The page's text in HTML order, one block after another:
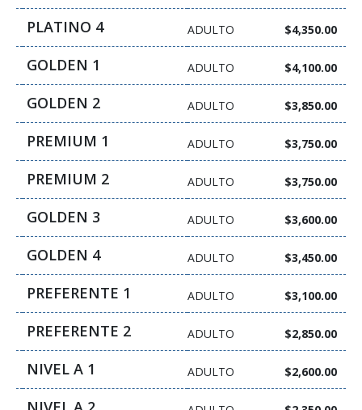
PLATINO 4 ADULTO $4,350.00
GOLDEN 1 ADULTO $4,100.00
GOLDEN 2 ADULTO $3,850.00
PREMIUM 1 ADULTO $3,750.00
PREMIUM 2 ADULTO $3,750.00
GOLDEN 3 ADULTO $3,600.00
GOLDEN 4 ADULTO $3,450.00
PREFERENTE 1 ADULTO $3,100.00
PREFERENTE 2 ADULTO $2,850.00
NIVEL A 1 ADULTO $2,600.00